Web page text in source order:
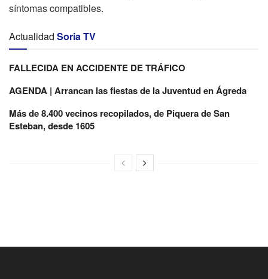
síntomas compatibles.
Actualidad Soria TV
FALLECIDA EN ACCIDENTE DE TRÁFICO
AGENDA | Arrancan las fiestas de la Juventud en Ágreda
Más de 8.400 vecinos recopilados, de Piquera de San
Esteban, desde 1605